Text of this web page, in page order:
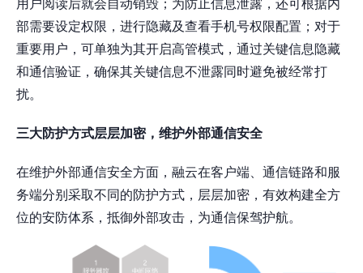
用户阅读后就会自动销毁；为防止信息泄露，还可根据内
部需要设定权限，进行隐藏及查看手机号权限配置；对于
重要用户，可单独为其开启高管模式，通过关键信息隐藏
和通信验证，确保其关键信息不泄露同时避免被经常打
扰。
三大防护方式层层加密，维护外部通信安全
在维护外部通信安全方面，融云在客户端、通信链路和服
务端分别采取不同的防护方式，层层加密，有效构建全方
位的安防体系，抵御外部攻击，为通信保驾护航。